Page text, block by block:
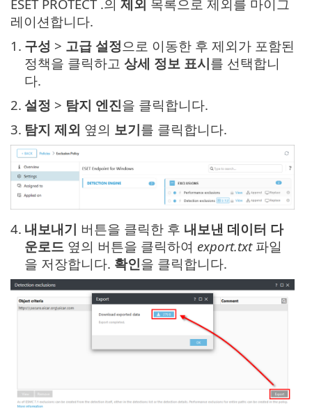
ESET PROTECT .의 제외 목록으로 제외를 마이그
레이션합니다.
1. 구성 > 고급 설정 으로 이동한 후 제외가 포함된
정책을 클릭하고 상세 정보 표시를 선택합니
다.
2. 설정 > 탐지 엔진을 클릭합니다.
3. 탐지 제외 옆의 보기를 클릭합니다.
4. 내보내기 버튼을 클릭한 후 내보낸 데이터 다
운로드 옆의 버튼을 클릭하여 export.txt파일
을 저장합니다. 확인을 클릭합니다.